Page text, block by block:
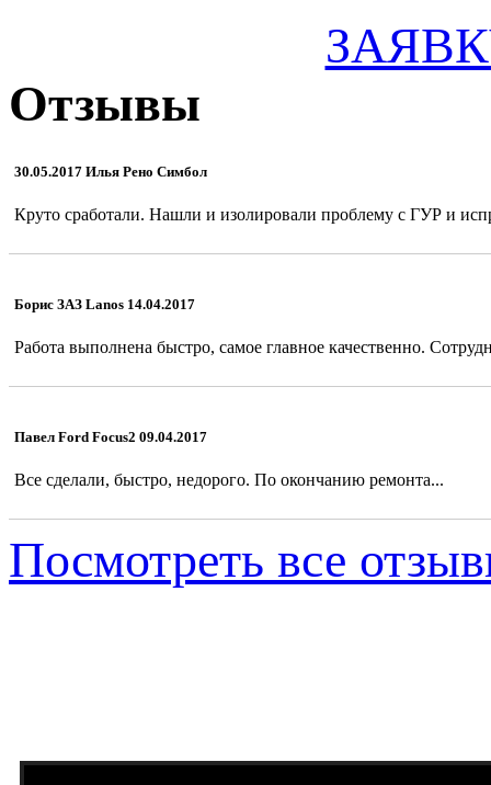
Отзывы
30.05.2017 Илья Рено Симбол
Круто сработали. Нашли и изолировали проблему с ГУР и
Борис ЗАЗ Lanos 14.04.2017
Работа выполнена быстро, самое главное качественно.
Павел Ford Focus2 09.04.2017
Все сделали, быстро, недорого. По окончанию ремонта...
Посмотреть все